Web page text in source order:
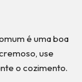
é uma boa
use
o cozimento.